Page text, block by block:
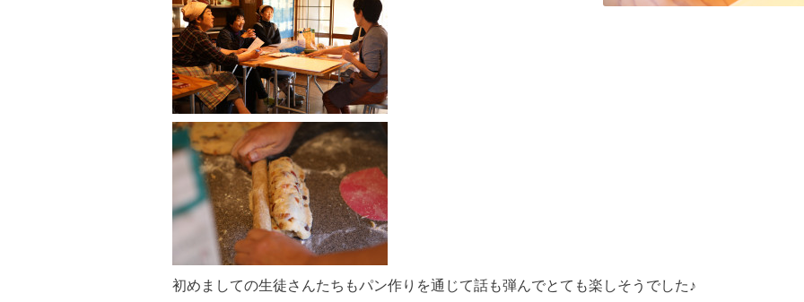
初めましての生徒さんたちもパン作りを通じて話も弾んでとても楽しそうでした♪